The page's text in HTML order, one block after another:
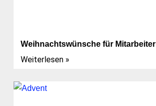
Weihnachtswünsche für Mitarbeiter
Weiterlesen »